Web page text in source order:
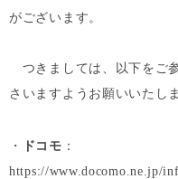
がございます。
つきましては、以下をご
さいますようお願いいたし
・ ドコモ ：
https://www.docomo.ne.jp/